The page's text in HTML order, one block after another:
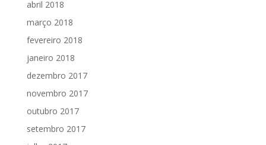
abril 2018
março 2018
fevereiro 2018
janeiro 2018
dezembro 2017
novembro 2017
outubro 2017
setembro 2017